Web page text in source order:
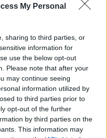
My Personal
sharing to third parties, or
information for
use the below opt-out
Please note that after your
may continue seeing
information utilized by
to third parties prior to
opt-out of the further
by third parties on the
This information may